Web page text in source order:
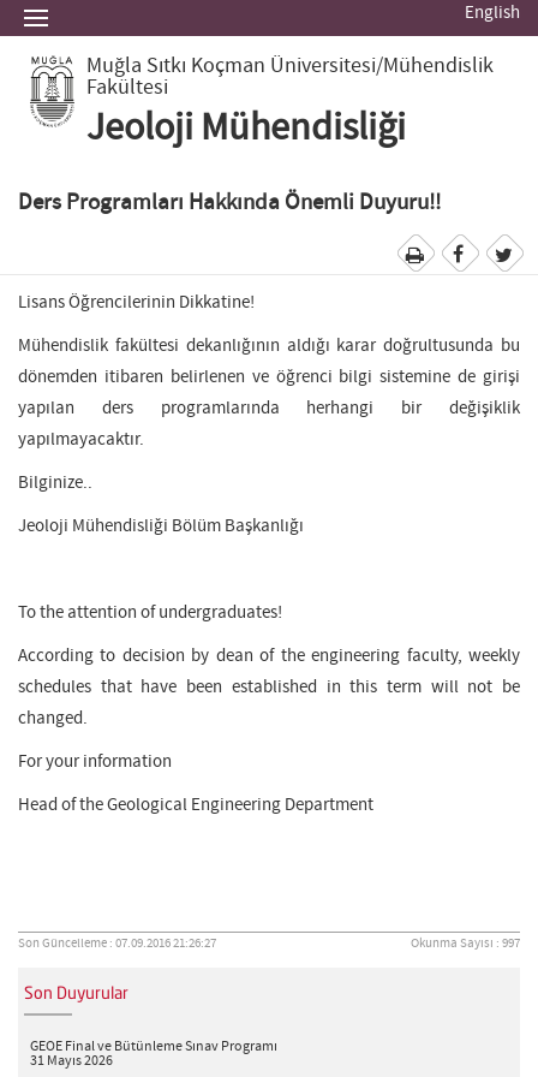
English
Muğla Sıtkı Koçman Üniversitesi/Mühendislik
Fakültesi
Jeoloji Mühendisliği
Ders Programları Hakkında Önemli Duyuru!!
Lisans Öğrencilerinin Dikkatine!
Mühendislik fakültesi dekanlığının aldığı karar doğrultusunda bu
dönemden itibaren belirlenen ve öğrenci bilgi sistemine de girişi
yapılan ders programlarında herhangi bir değişiklik
yapılmayacaktır.
Bilginize..
Jeoloji Mühendisliği Bölüm Başkanlığı
To the attention of undergraduates!
According to decision by dean of the engineering faculty, weekly
schedules that have been established in this term will not be
changed.
For your information
Head of the Geological Engineering Department
Son Güncelleme : 07.09.2016 21:26:27 Okunma Sayısı : 997
Son Duyurular
GEOE Final ve Bütünleme Sınav Programı
31 Mayıs 2026